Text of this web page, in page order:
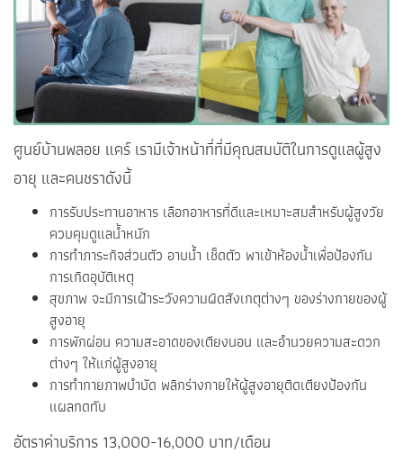
ศูนย์บ้านพลอย แคร์ เรามีเจ้าหน้าที่ที่มีคุณสมบัติในการดูแลผู้สูง
อายุ และคนชราดังนี้
การรับประทานอาหาร เลือกอาหารที่ดีและเหมาะสมสำหรับผู้สูงวัย
ควบคุมดูแลน้ำหนัก
การทำภาระกิจส่วนตัว อาบน้ำ เช็ดตัว พาเข้าห้องน้ำเพื่อป้องกัน
การเกิดอุบัติเหตุ
สุขภาพ จะมีการเฝ้าระวังความผิดสังเกตุต่างๆ ของร่างกายของผู้
สูงอายุ
การพักผ่อน ความสะอาดของเตียงนอน และอำนวยความสะดวก
ต่างๆ ให้แก่ผู้สูงอายุ
การทำกายภาพบำบัด พลิกร่างกายให้ผู้สูงอายุติดเตียงป้องกัน
แผลกดทับ
อัตราค่าบริการ 13,000-16,000 บาท/เดือน